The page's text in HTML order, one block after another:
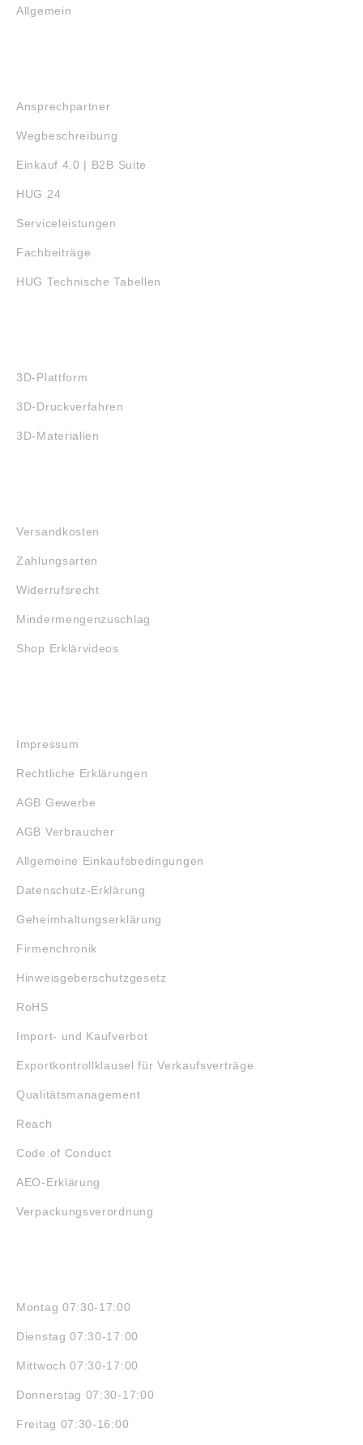
Allgemein
Ansprechpartner
Wegbeschreibung
Einkauf 4.0 | B2B Suite
HUG 24
Serviceleistungen
Fachbeiträge
HUG Technische Tabellen
3D-Plattform
3D-Druckverfahren
3D-Materialien
Versandkosten
Zahlungsarten
Widerrufsrecht
Mindermengenzuschlag
Shop Erklärvideos
Impressum
Rechtliche Erklärungen
AGB Gewerbe
AGB Verbraucher
Allgemeine Einkaufsbedingungen
Datenschutz-Erklärung
Geheimhaltungserklärung
Firmenchronik
Hinweisgeberschutzgesetz
RoHS
Import- und Kaufverbot
Exportkontrollklausel für Verkaufsverträge
Qualitätsmanagement
Reach
Code of Conduct
AEO-Erklärung
Verpackungsverordnung
Montag 07:30-17:00
Dienstag 07:30-17:00
Mittwoch 07:30-17:00
Donnerstag 07:30-17:00
Freitag 07:30-16:00